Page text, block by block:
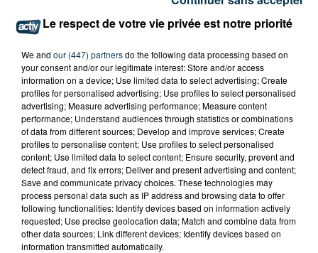
TITRES DIFFUSÉS
Le respect de votre vie privée est notre priorité
We and our (447) partnersdo the following data processing based on
your consent and/or our legitimate interest: Store and/or access
information on a device; Use limited data to select advertising; Create
profiles for personalised advertising; Use profiles to select personalised
advertising; Measure advertising performance; Measure content
performance; Understand audiences through statistics or combinations
of data from different sources; Develop and improve services; Create
profiles to personalise content; Use profiles to select personalised
content; Use limited data to select content; Ensure security, prevent and
detect fraud, and fix errors; Deliver and present advertising and content;
Save and communicate privacy choices. These technologies may
process personal data such as IP address and browsing data to offer
following functionalities: Identify devices based on information actively
requested; Use precise geolocation data; Match and combine data from
other data sources; Link different devices; Identify devices based on
information transmitted automatically.